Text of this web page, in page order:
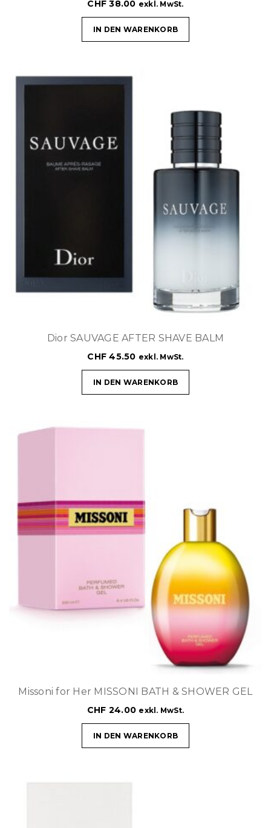
CHF 38.00 exkl. MwSt.
IN DEN WARENKORB
Dior SAUVAGE AFTER SHAVE BALM
CHF 45.50 exkl. MwSt.
IN DEN WARENKORB
Missoni for Her MISSONI BATH & SHOWER GEL
CHF 24.00 exkl. MwSt.
IN DEN WARENKORB